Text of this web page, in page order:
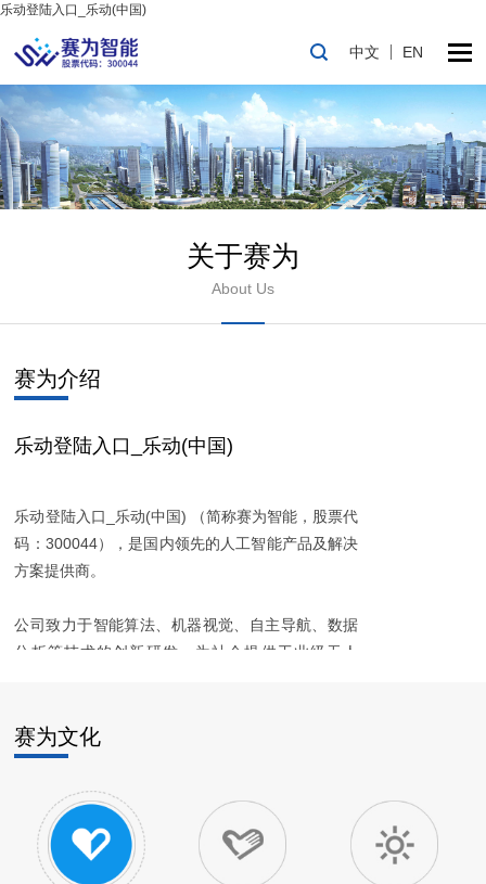
乐动登陆入口_乐动(中国)
中文 EN
关于赛为
About Us
赛为介绍
乐动登陆入口_乐动(中国)
乐动登陆入口_乐动(中国)
（简称赛为智能，股票代
码： 300044），是国内领先的人工智能产品及解决
方案提供商。
公司致力于智能算法、机器视觉、自主导航、数据
分析等技术的创新研发，为社会提供工业级无人
自1997年成立以来，赛为智能
略，注重基础技术研发创新。目前，公司现拥有国
家高新技术企业4家，省级创新研发平台5个，市级
创新研发平台6个，拥有1个院士工作站，2个博士
后科研工作站，获得专利授权、软件著作权等知识
赛为文化